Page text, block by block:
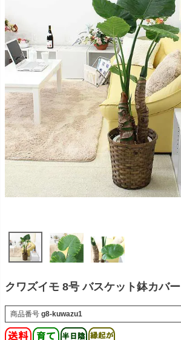
クワズイモ 8号 バスケット鉢カバー
商品番号 g8-kuwazu1